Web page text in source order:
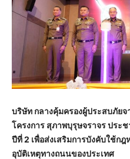
บริษัท กลางคุ้มครองผู้ประสบภัยจ
โครงการ สุภาพบุรุษจราจร ประ
ปีที่2 เพื่อส่งเสริมการบังคับใช้ก
อุบัติเหตุทางถนนของประเทศ